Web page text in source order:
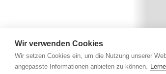
Wir verwenden Cookies
Wir setzen Cookies ein, um die Nutzung unserer
angepasste Informationen anbieten zu können.